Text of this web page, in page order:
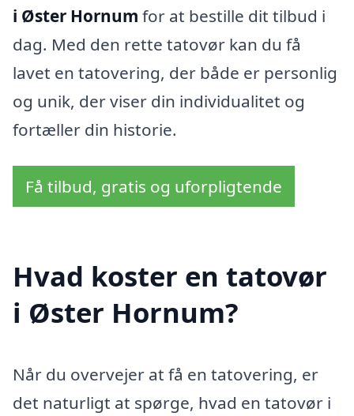
i Øster Hornum for at bestille dit tilbud i
dag. Med den rette tatovør kan du få
lavet en tatovering, der både er personlig
og unik, der viser din individualitet og
fortæller din historie.
Få tilbud, gratis og uforpligtende
Hvad koster en tatovør
i Øster Hornum?
Når du overvejer at få en tatovering, er
det naturligt at spørge, hvad en tatovør i